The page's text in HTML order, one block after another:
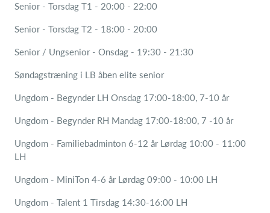
Senior - Torsdag T1 - 20:00 - 22:00
Senior - Torsdag T2 - 18:00 - 20:00
Senior / Ungsenior - Onsdag - 19:30 - 21:30
Søndagstræning i LB åben elite senior
Ungdom - Begynder LH Onsdag 17:00-18:00, 7-10 år
Ungdom - Begynder RH Mandag 17:00-18:00, 7 -10 år
Ungdom - Familiebadminton 6-12 år Lørdag 10:00 - 11:00
LH
Ungdom - MiniTon 4-6 år Lørdag 09:00 - 10:00 LH
Ungdom - Talent 1 Tirsdag 14:30-16:00 LH